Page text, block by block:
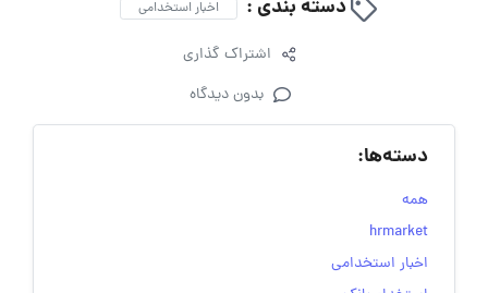
دسته بندی : اخبار استخدامی
اشتراک گذاری
بدون دیدگاه
دسته‌ها:
همه
hrmarket
اخبار استخدامی